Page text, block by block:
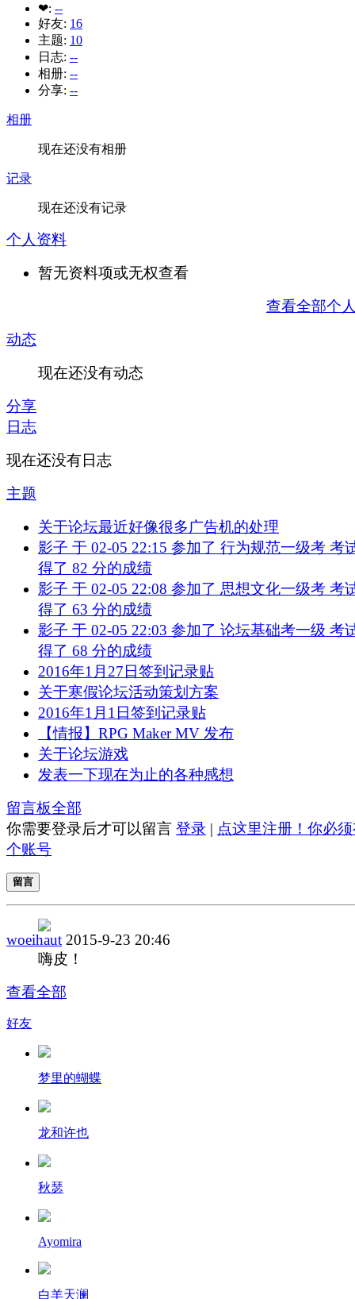
❤: --
好友: 16
主题: 10
日志: --
相册: --
分享: --
相册
现在还没有相册
记录
现在还没有记录
个人资料
暂无资料项或无权查看
查看全部个
动态
现在还没有动态
分享
日志
现在还没有日志
主题
关于论坛最近好像很多广告机的处理
影子 于 02-05 22:15 参加了 行为规范一级考 考
得了 82 分的成绩
影子 于 02-05 22:08 参加了 思想文化一级考 考
得了 63 分的成绩
影子 于 02-05 22:03 参加了 论坛基础考一级 考
得了 68 分的成绩
2016年1月27日签到记录贴
关于寒假论坛活动策划方案
2016年1月1日签到记录贴
【情报】RPG Maker MV 发布
关于论坛游戏
发表一下现在为止的各种感想
留言板全部
你需要登录后才可以留言 登录 | 点这里注册！你必
个账号
留言
woeihaut 2015-9-23 20:46
嗨皮！
查看全部
好友
梦里的蝴蝶
龙和许也
秋瑟
Ayomira
白羊天澜